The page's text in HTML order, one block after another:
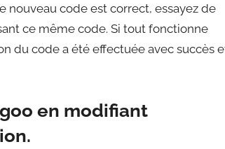
nouveau code est correct, essayez de
ce même code. Si tout fonctionne
du code a été effectuée avec succès
en modifiant